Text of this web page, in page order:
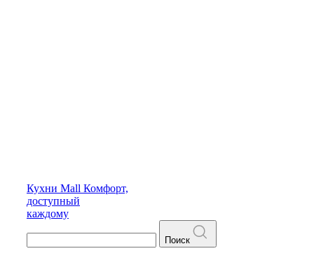
Кухни Mall Комфорт,
доступный
каждому
Поиск